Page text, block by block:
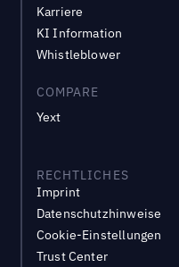
Karriere
KI Information
Whistleblower
COMPARE
Yext
RECHTLICHES
Imprint
Datenschutzhinweise
Cookie-Einstellungen
Trust Center